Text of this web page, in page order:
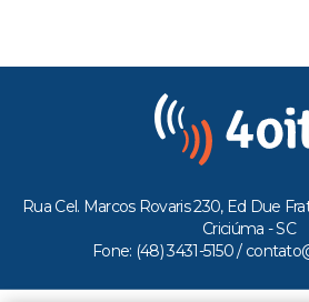
Rua Cel. Marcos Rovaris 230, Ed Due
Criciúma - SC
Fone: (48) 3431-5150 /